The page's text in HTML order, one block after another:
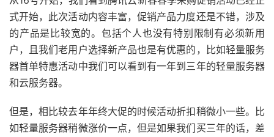
式开始，此次活动内容丰富，促销产品力度还是不错，涉及
的产品是比较宽的。包括个人也没有特别限制有必须新用
户，且我们老用户选择新产品也是有优惠的，比如轻量服务
器首单特惠活动中我们可以看到有一年到三年的轻量服务器
和云服务器。
但是，相比较去年年终大促的时候活动折扣稍微小一些。比
如轻量服务器稍微涨价一点，但是如果我们买三年的话，差